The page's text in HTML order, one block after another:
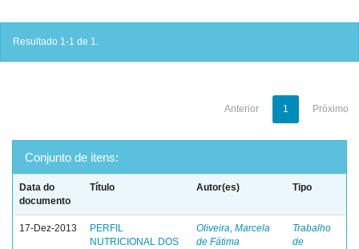
Resultado 1-1 de 1.
Anterior 1 Próximo
Conjunto de itens:
Data do
documento
Título Autor(es) Tipo
17-Dez-2013
PERFIL
NUTRICIONAL DOS
Oliveira, Marcela
de Fátima
Trabalho
de